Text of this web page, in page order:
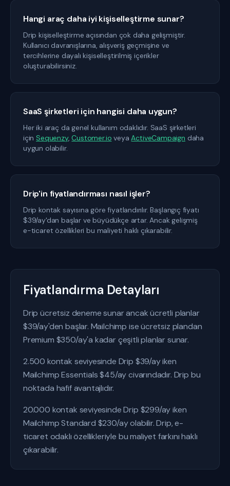
Hangi araç daha iyi kişiselleştirme sunar?
Drip kişiselleştirme açısından çok daha gelişmiştir.
Kullanıcı davranışlarına, alışveriş geçmişine ve
tercihlerine dayalı kişiselleştirilmiş içerikler
oluşturabilirsiniz.
SaaS şirketleri için hangisi daha uygun?
Her iki araç da genel kullanım odaklıdır. SaaS şirketleri
içinSequenzy,Customer.io veyaActiveCampaign daha
uygun olabilir.
Drip'in fiyatlandırması nasıl işler?
Drip kontak sayısına göre fiyatlandırılır. Başlangıç fiyatı
$39/ay'dan başlar ve büyüdükçe artar. Ancak gelişmiş
e-ticaret özellikleri bu maliyeti haklı çıkarabilir.
Fiyatlandırma Detayları
Drip ücretsiz deneme sunar ancak ücretli planlar
$39/ay'den başlar. Mailchimp ise ücretsiz plandan
Premium $350/ay'a kadar çeşitli planlar sunar.
2.500 kontak seviyesinde Drip $39/ay iken
Mailchimp Essentials $45/ay civarındadır. Drip bu
noktada hafif avantajlıdır.
20.000 kontak seviyesinde Drip $299/ay iken
Mailchimp Standard $230/ay olabilir. Drip, e-
ticaret odaklı özellikleriyle bu maliyet farkını haklı
çıkarabilir.